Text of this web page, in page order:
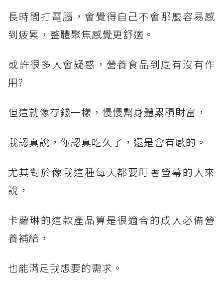
長時間打電腦，會覺得自己不會那麼容易感
到疲累，整體聚焦感覺更舒適。
或許很多人會疑惑，營養食品到底有沒有作
用?
但這就像存錢一樣，慢慢幫身體累積財富，
我認真說，你認真吃久了，還是會有感的。
尤其對於像我這種每天都要盯著螢幕的人來
說，
卡蘿琳的這款產品算是很適合的成人必備營
養補給，
也能滿足我想要的需求。